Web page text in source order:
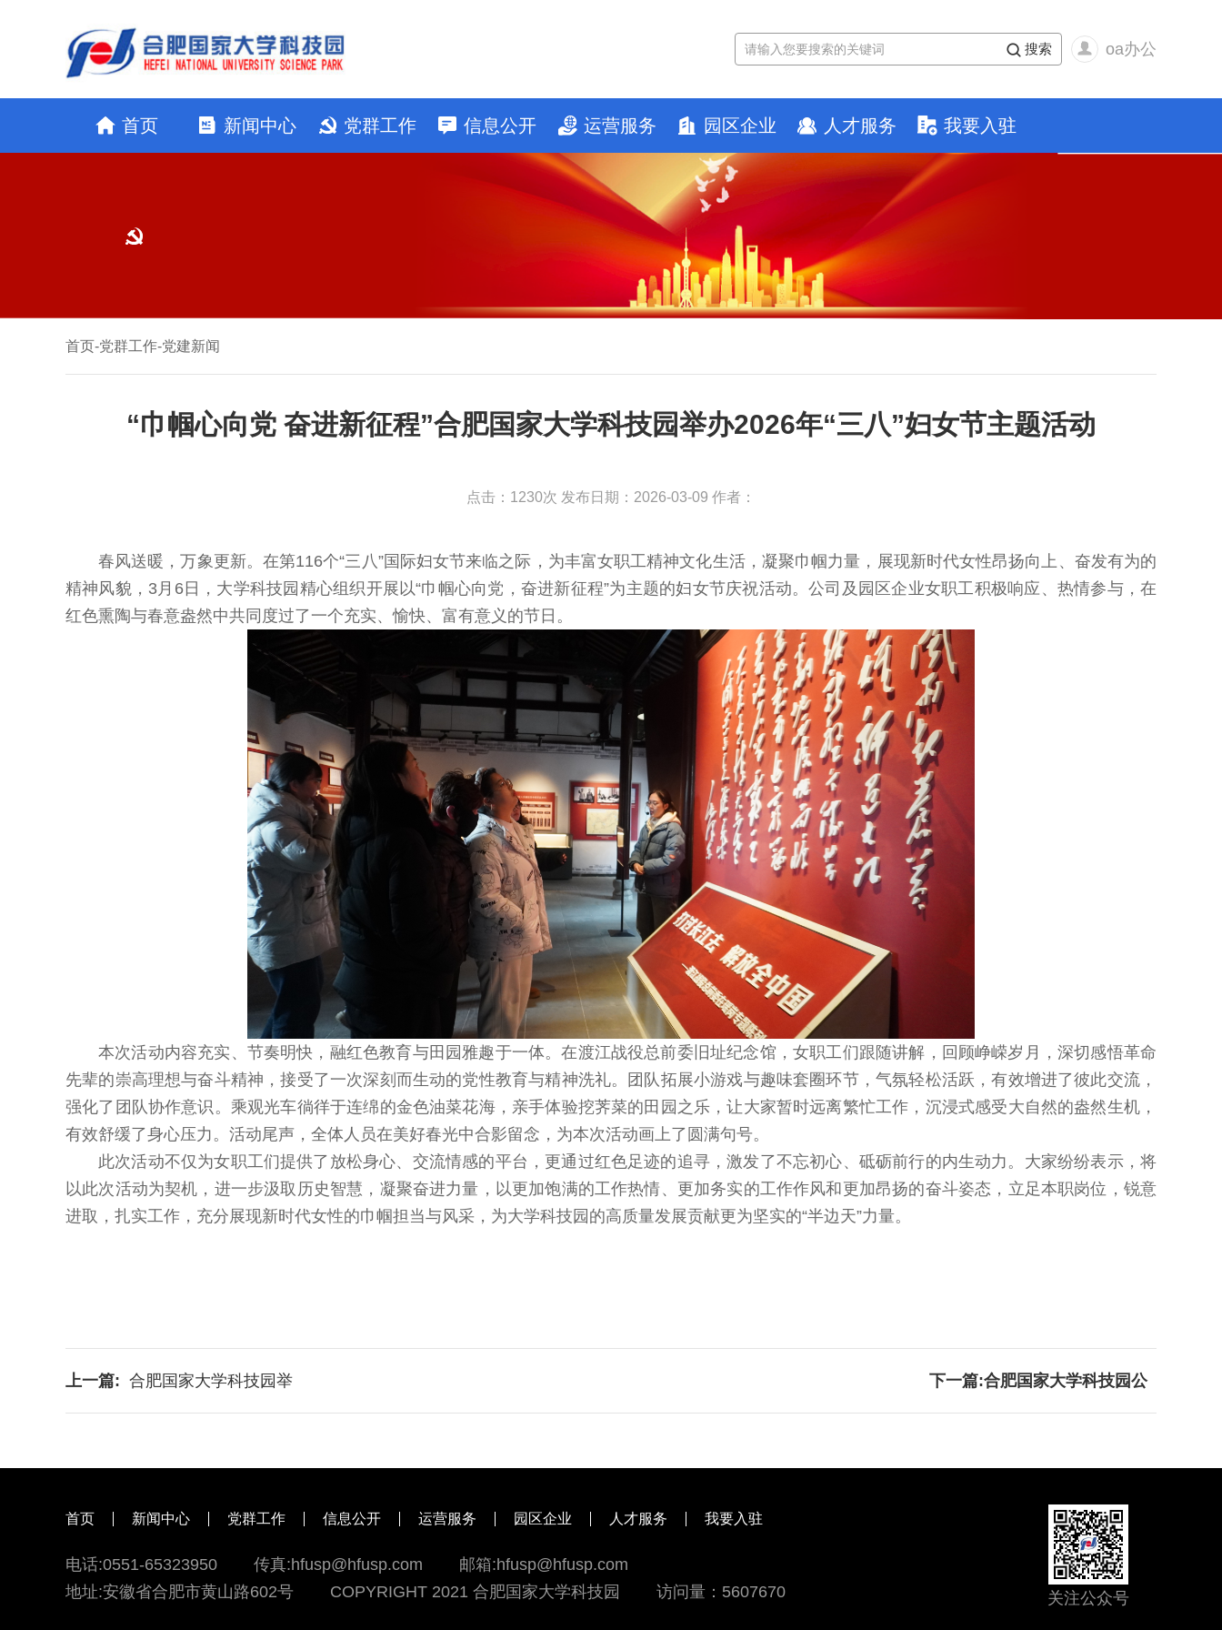
搜索 oa办公
首页 新闻中心 党群工作 信息公开 运营服务 园区企业 人才服务 我要入驻
首页-党群工作-党建新闻
“巾帼心向党 奋进新征程”合肥国家大学科技园举办2026年“三八”妇女节主题活动
点击：1230次 发布日期：2026-03-09 作者：
春风送暖，万象更新。在第116个“三八”国际妇女节来临之际，为丰富女职工精神文化生活，凝聚巾帼力量，展现新时代女性昂扬向上、奋发有为的
精神风貌，3月6日，大学科技园精心组织开展以“巾帼心向党，奋进新征程”为主题的妇女节庆祝活动。公司及园区企业女职工积极响应、热情参与，在
红色熏陶与春意盎然中共同度过了一个充实、愉快、富有意义的节日。
本次活动内容充实、节奏明快，融红色教育与田园雅趣于一体。在渡江战役总前委旧址纪念馆，女职工们跟随讲解，回顾峥嵘岁月，深切感悟革命
先辈的崇高理想与奋斗精神，接受了一次深刻而生动的党性教育与精神洗礼。团队拓展小游戏与趣味套圈环节，气氛轻松活跃，有效增进了彼此交流，
强化了团队协作意识。乘观光车徜徉于连绵的金色油菜花海，亲手体验挖荠菜的田园之乐，让大家暂时远离繁忙工作，沉浸式感受大自然的盎然生机，
有效舒缓了身心压力。活动尾声，全体人员在美好春光中合影留念，为本次活动画上了圆满句号。
此次活动不仅为女职工们提供了放松身心、交流情感的平台，更通过红色足迹的追寻，激发了不忘初心、砥砺前行的内生动力。大家纷纷表示，将
以此次活动为契机，进一步汲取历史智慧，凝聚奋进力量，以更加饱满的工作热情、更加务实的工作作风和更加昂扬的奋斗姿态，立足本职岗位，锐意
进取，扎实工作，充分展现新时代女性的巾帼担当与风采，为大学科技园的高质量发展贡献更为坚实的“半边天”力量。
上一篇: 合肥国家大学科技园举 下一篇:合肥国家大学科技园公
首页 新闻中心 党群工作 信息公开 运营服务 园区企业 人才服务 我要入驻
电话:0551-65323950 传真:hfusp@hfusp.com
邮箱:hfusp@hfusp.com
地址:安徽省合肥市黄山路602号
COPYRIGHT 2021 合肥国家大学科技园 访问量：5607670 关注公众号